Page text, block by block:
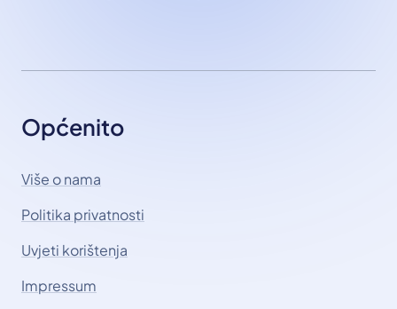
Općenito
Više o nama
Politika privatnosti
Uvjeti korištenja
Impressum